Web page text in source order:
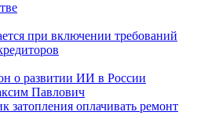
при включении требований
о развитии ИИ в России
Павлович
затопления оплачивать ремонт